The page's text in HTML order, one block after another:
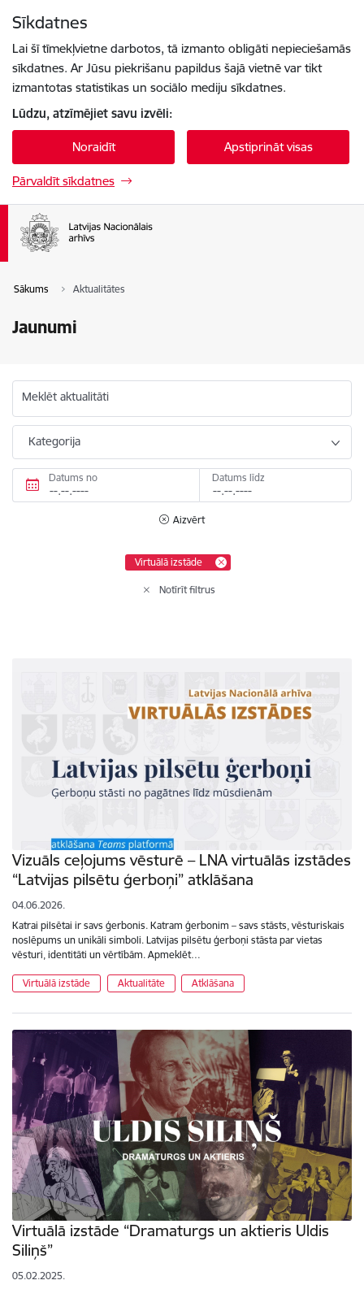
Sīkdatnes
Lai šī tīmekļvietne darbotos, tā izmanto obligāti nepieciešamās
sīkdatnes. Ar Jūsu piekrišanu papildus šajā vietnē var tikt
izmantotas statistikas un sociālo mediju sīkdatnes.
Lūdzu, atzīmējiet savu izvēli:
Noraidīt Apstiprināt visas
Pārvaldīt sīkdatnes
Sākums Aktualitātes
Jaunumi
Meklēt aktualitāti
Kategorija
Datums no Datums līdz
Aizvērt
Virtuālā izstāde
Notīrīt filtrus
Vizuāls ceļojums vēsturē – LNA virtuālās izstādes
“Latvijas pilsētu ģerboņi” atklāšana
04.06.2026.
Katrai pilsētai ir savs ģerbonis. Katram ģerbonim – savs stāsts, vēsturiskais
noslēpums un unikāli simboli. Latvijas pilsētu ģerboņi stāsta par vietas
vēsturi, identitāti un vērtībām. Apmeklēt…
Virtuālā izstāde Aktualitāte Atklāšana
Virtuālā izstāde “Dramaturgs un aktieris Uldis
Siliņš”
05.02.2025.